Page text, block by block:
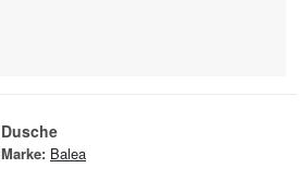
Dusche
Marke: Balea